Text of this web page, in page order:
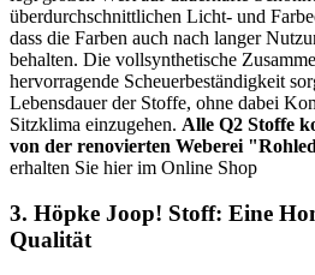
überdurchschnittlichen Licht- und
dass die Farben auch nach langer
behalten. Die vollsynthetische
hervorragende Scheuerbeständigkeit
Lebensdauer der Stoffe, ohne dabei
Sitzklima einzugehen. Alle Q2 Stoffe
von der renovierten Weberei
erhalten Sie hier im Online Shop
3. Höpke Joop! Stoff: Eine
Qualität